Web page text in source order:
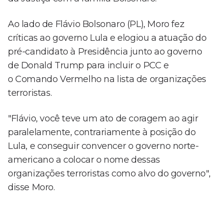
Ao lado de Flávio Bolsonaro (PL), Moro fez
críticas ao governo Lula e elogiou a atuação do
pré-candidato à Presidência junto ao governo
de Donald Trump para incluir o PCC e
o Comando Vermelho na lista de organizações
terroristas.
"Flávio, você teve um ato de coragem ao agir
paralelamente, contrariamente à posição do
Lula, e conseguir convencer o governo norte-
americano a colocar o nome dessas
organizações terroristas como alvo do governo",
disse Moro.